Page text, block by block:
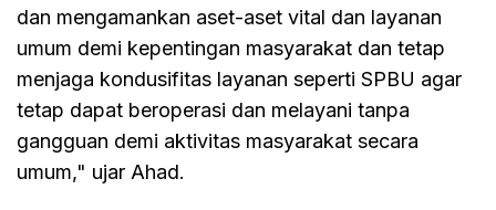
dan mengamankan aset-aset vital dan layanan
umum demi kepentingan masyarakat dan tetap
menjaga kondusifitas layanan seperti SPBU agar
tetap dapat beroperasi dan melayani tanpa
gangguan demi aktivitas masyarakat secara
umum," ujar Ahad.